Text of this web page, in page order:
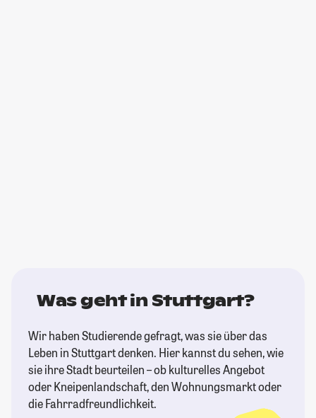
Was geht in Stuttgart?
Wir haben Studierende gefragt, was sie über das
Leben in Stuttgart denken. Hier kannst du sehen, wie
sie ihre Stadt beurteilen – ob kulturelles Angebot
oder Kneipenlandschaft, den Wohnungsmarkt oder
die Fahrradfreundlichkeit.